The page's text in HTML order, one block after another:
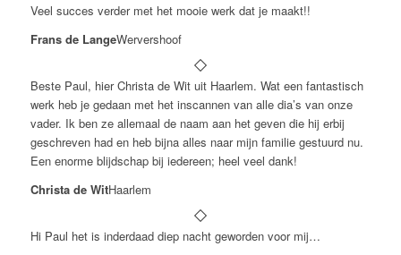
Veel succes verder met het mooie werk dat je maakt!!
Frans de LangeWervershoof
Beste Paul, hier Christa de Wit uit Haarlem. Wat een fantastisch
werk heb je gedaan met het inscannen van alle dia’s van onze
vader. Ik ben ze allemaal de naam aan het geven die hij erbij
geschreven had en heb bijna alles naar mijn familie gestuurd nu.
Een enorme blijdschap bij iedereen; heel veel dank!
Christa de WitHaarlem
Hi Paul het is inderdaad diep nacht geworden voor mij…